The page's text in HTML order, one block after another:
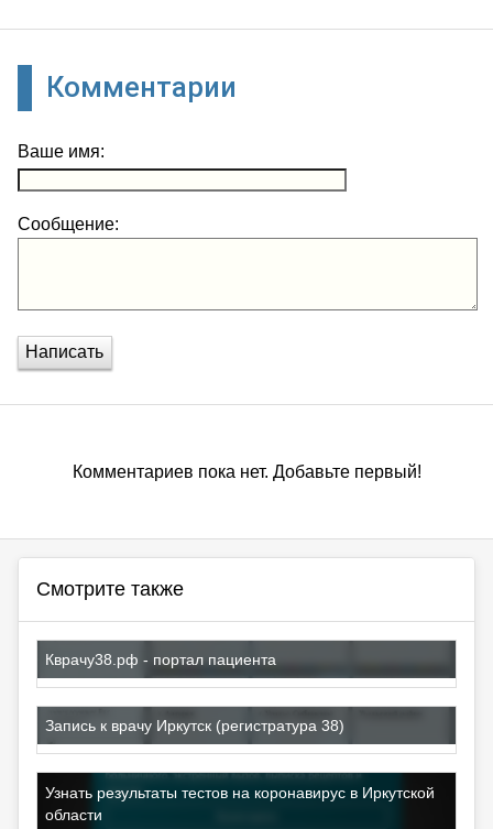
Комментарии
Ваше имя:
Сообщение:
Написать
Комментариев пока нет. Добавьте первый!
Смотрите также
Кврачу38.рф - портал пациента
Запись к врачу Иркутск (регистратура 38)
Узнать результаты тестов на коронавирус в Иркутской
области